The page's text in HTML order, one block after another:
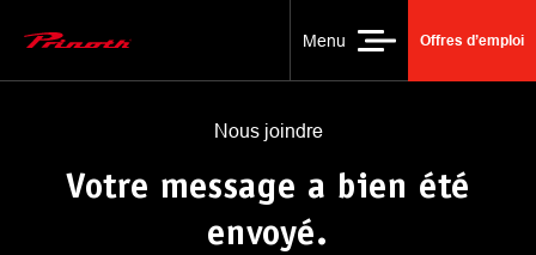
Main Logo Menu Offres d’emploi
Merci contact
Nous joindre
Votre message a bien été
envoyé.